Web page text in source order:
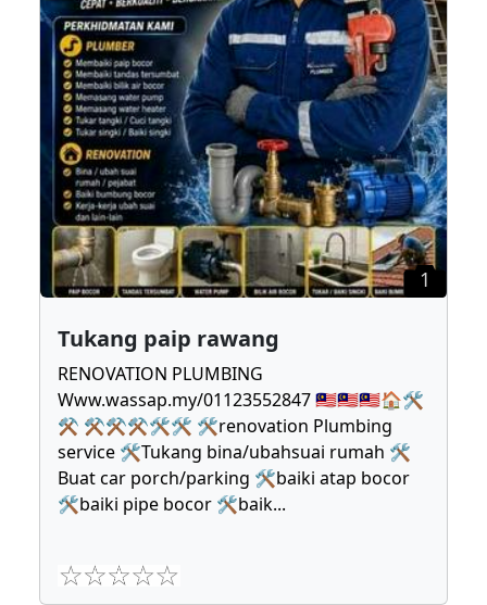
1
Tukang paip rawang
RENOVATION PLUMBING
Www.wassap.my/01123552847 🇲🇾🇲🇾🇲🇾🏠🛠
⚒ ⚒⚒⚒🛠🛠 🛠renovation Plumbing
service 🛠Tukang bina/ubahsuai rumah 🛠
Buat car porch/parking 🛠baiki atap bocor
🛠baiki pipe bocor 🛠baik...